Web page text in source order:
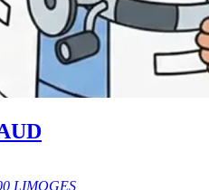
LIMOGES